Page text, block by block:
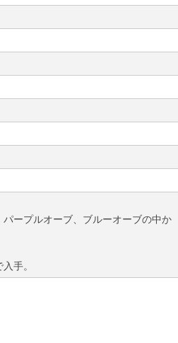
ープルオーブ、ブルーオーブの中か
手。